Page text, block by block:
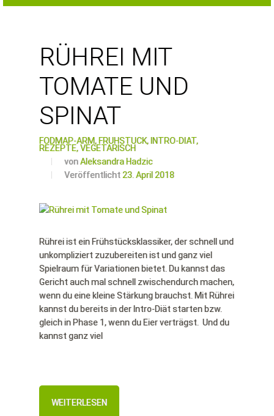
RÜHREI MIT
TOMATE UND
SPINAT
FODMAP-ARM, FRÜHSTÜCK, INTRO-DIÄT,
REZEPTE,VEGETARISCH
vonAleksandra Hadzic
Veröffentlicht 23. April 2018
Rührei ist ein Frühstücksklassiker, der schnell und
unkompliziert zuzubereiten ist und ganz viel
Spielraum für Variationen bietet. Du kannst das
Gericht auch mal schnell zwischendurch machen,
wenn du eine kleine Stärkung brauchst. Mit Rührei
kannst du bereits in der Intro-Diät starten bzw.
gleich in Phase 1, wenn du Eier verträgst. Und du
kannst ganz viel
WEITERLESEN